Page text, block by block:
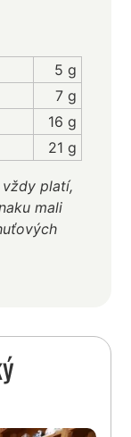
5 g
7 g
16 g
21 g
platí,
mali